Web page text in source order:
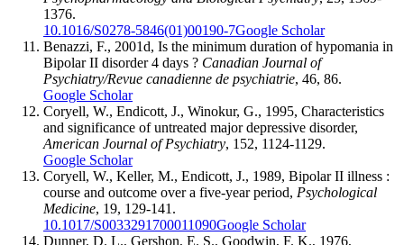
1376.
10.1016/S0278-5846(01)00190-7Google Scholar
Benazzi, F., 2001d, Is the minimum duration of hypomania in
Bipolar II disorder 4 days ? Canadian Journal of
Psychiatry/Revue canadienne de psychiatrie, 46, 86.
Google Scholar
Coryell, W., Endicott, J., Winokur, G., 1995, Characteristics
and significance of untreated major depressive disorder,
American Journal of Psychiatry, 152, 1124-1129.
Google Scholar
Coryell, W., Keller, M., Endicott, J., 1989, Bipolar II illness :
course and outcome over a five-year period, Psychological
Medicine, 19, 129-141.
10.1017/S0033291700011090Google Scholar
Dunner, D. L., Gershon, E. S., Goodwin, F. K., 1976,